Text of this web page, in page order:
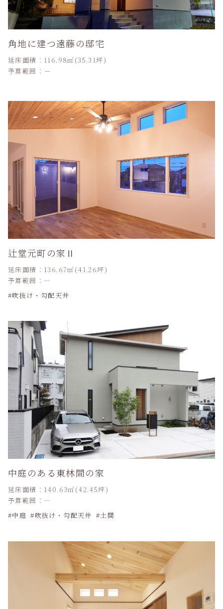
角地に建つ遠藤の邸宅
延床面積：116.98㎡(35.31坪)
予算範囲：－
辻堂元町の家Ⅱ
延床面積：136.67㎡(41.26坪)
予算範囲：―
吹抜け・勾配天井
中庭のある東林間の家
延床面積：140.63㎡(42.45坪)
予算範囲：―
中庭
吹抜け・勾配天井 土間